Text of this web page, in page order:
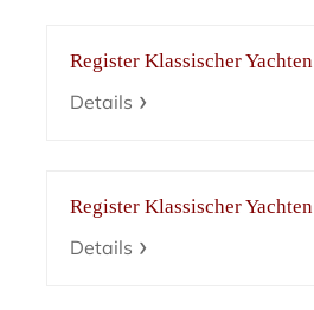
Register Klassischer Yachten
Details
Register Klassischer Yachten
Details